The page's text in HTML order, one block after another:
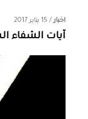
اخبار/ 15 يناير 2017
آيات الشفاء